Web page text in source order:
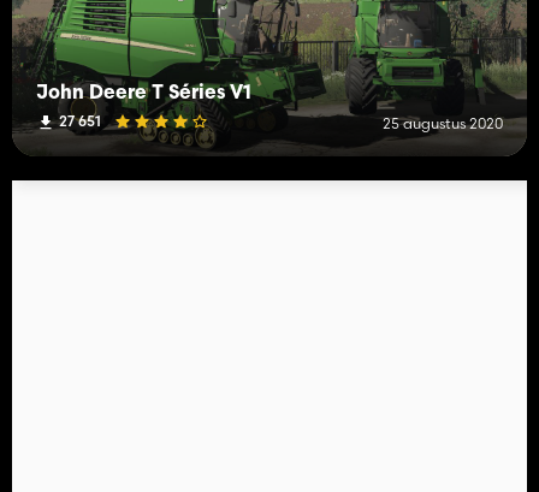
John Deere T Séries V1
27 651 25 augustus 2020